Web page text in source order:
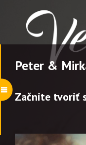
Peter &
Začnite tvoriť